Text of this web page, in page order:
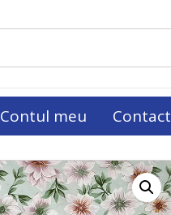
Contul meu Contact